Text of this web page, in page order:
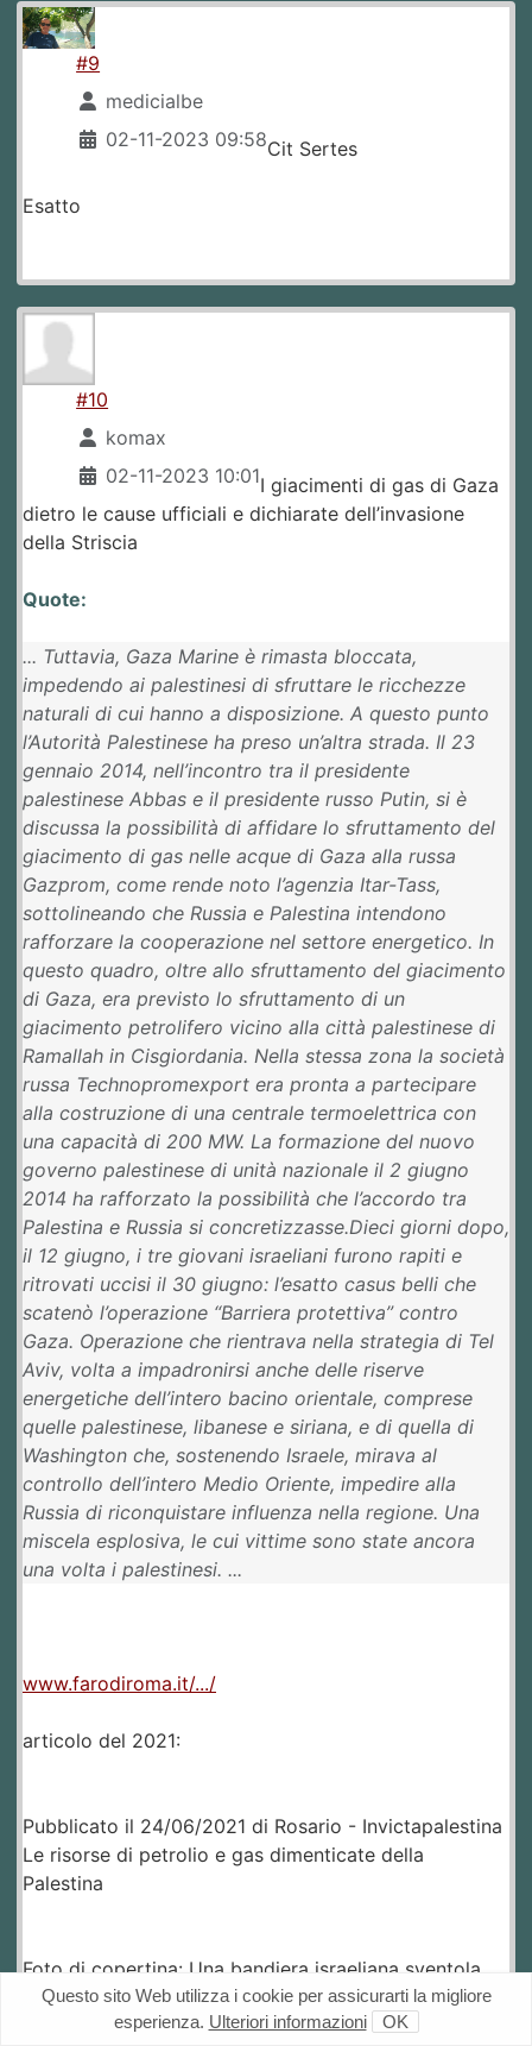
#9
medicialbe
02-11-2023 09:58Cit Sertes
Esatto
#10
komax
02-11-2023 10:01I giacimenti di gas di Gaza
dietro le cause ufficiali e dichiarate dell’invasione
della Striscia
Quote:
... Tuttavia, Gaza Marine è rimasta bloccata,
impedendo ai palestinesi di sfruttare le ricchezze
naturali di cui hanno a disposizione. A questo punto
l’Autorità Palestinese ha preso un’altra strada. Il 23
gennaio 2014, nell’incontro tra il presidente
palestinese Abbas e il presidente russo Putin, si è
discussa la possibilità di affidare lo sfruttamento del
giacimento di gas nelle acque di Gaza alla russa
Gazprom, come rende noto l’agenzia Itar-Tass,
sottolineando che Russia e Palestina intendono
rafforzare la cooperazione nel settore energetico. In
questo quadro, oltre allo sfruttamento del giacimento
di Gaza, era previsto lo sfruttamento di un
giacimento petrolifero vicino alla città palestinese di
Ramallah in Cisgiordania. Nella stessa zona la società
russa Technopromexport era pronta a partecipare
alla costruzione di una centrale termoelettrica con
una capacità di 200 MW. La formazione del nuovo
governo palestinese di unità nazionale il 2 giugno
2014 ha rafforzato la possibilità che l’accordo tra
Palestina e Russia si concretizzasse.Dieci giorni dopo,
il 12 giugno, i tre giovani israeliani furono rapiti e
ritrovati uccisi il 30 giugno: l’esatto casus belli che
scatenò l’operazione “Barriera protettiva” contro
Gaza. Operazione che rientrava nella strategia di Tel
Aviv, volta a impadronirsi anche delle riserve
energetiche dell’intero bacino orientale, comprese
quelle palestinese, libanese e siriana, e di quella di
Washington che, sostenendo Israele, mirava al
controllo dell’intero Medio Oriente, impedire alla
Russia di riconquistare influenza nella regione. Una
miscela esplosiva, le cui vittime sono state ancora
una volta i palestinesi. ...
www.farodiroma.it/.../
articolo del 2021:
Pubblicato il 24/06/2021 di Rosario - Invictapalestina
Le risorse di petrolio e gas dimenticate della
Palestina
Foto di copertina: Una bandiera israeliana sventola
sul giacimento di petrolio e gas naturale di Meged.
Israele dice che il campo si trova a ovest della linea
Questo sito Web utilizza i cookie per assicurarti la migliore
esperienza. Ulteriori informazioni OK